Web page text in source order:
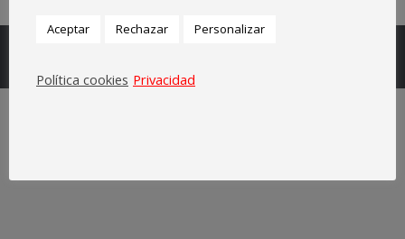
Aceptar Rechazar Personalizar
Política cookies Privacidad